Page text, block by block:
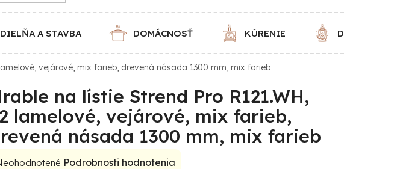
KOŠÍK
DIELŇA A STAVBA DOMÁCNOSŤ KÚRENIE DEKORÁCIE
vejárové, mix farieb, drevená násada 1300 mm, mix farieb
na lístie Strend Pro R121.WH,
lamelové, vejárové, mix farieb,
násada 1300 mm, mix farieb
Podrobnosti hodnotenia